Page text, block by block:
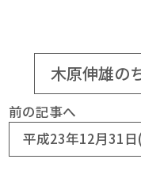
木原伸雄の
前の記事へ